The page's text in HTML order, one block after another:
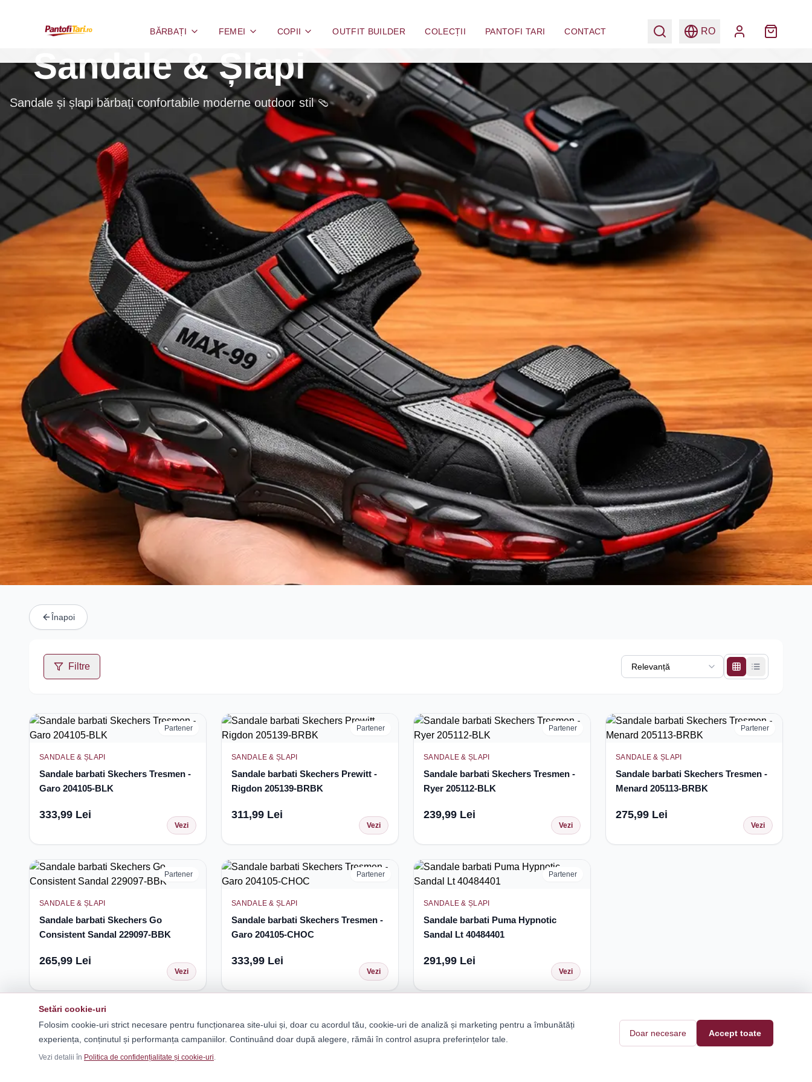
BĂRBAȚI FEMEI COPII OUTFIT BUILDER COLECȚII PANTOFI TARI CONTACT RO
Sandale & Șlapi
Sandale și șlapi bărbați confortabile moderne outdoor stil 🩴
Înapoi
Filtre
Partener
SANDALE & ȘLAPI
Sandale barbati Skechers Tresmen -
Garo 204105-BLK
333,99 Lei
Vezi
Partener
SANDALE & ȘLAPI
Sandale barbati Skechers Prewitt -
Rigdon 205139-BRBK
311,99 Lei
Vezi
Partener
SANDALE & ȘLAPI
Sandale barbati Skechers Tresmen -
Ryer 205112-BLK
239,99 Lei
Vezi
Partener
SANDALE & ȘLAPI
Sandale barbati Skechers Tresmen -
Menard 205113-BRBK
275,99 Lei
Vezi
Partener
SANDALE & ȘLAPI
Sandale barbati Skechers Go
Consistent Sandal 229097-BBK
265,99 Lei
Vezi
Partener
SANDALE & ȘLAPI
Sandale barbati Skechers Tresmen -
Garo 204105-CHOC
333,99 Lei
Vezi
Partener
SANDALE & ȘLAPI
Sandale barbati Puma Hypnotic
Sandal Lt 40484401
291,99 Lei
Vezi
Setări cookie-uri
Folosim cookie-uri strict necesare pentru funcționarea site-ului și, doar cu acordul tău, cookie-uri de analiză și marketing pentru a îmbunătăți
experiența, conținutul și performanța campaniilor. Continuând doar după alegere, rămâi în control asupra preferințelor tale.
Vezi detalii în Politica de confidențialitate și cookie-uri.
Doar necesare Accept toate